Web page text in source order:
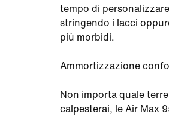
tempo di
stringendo i lacci
più morbidi.
Ammortizzazione
Non importa quale
calpesterai, le Air Max